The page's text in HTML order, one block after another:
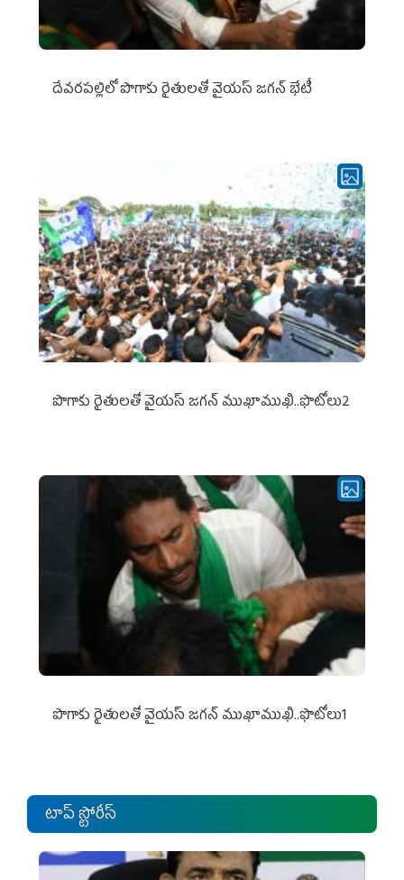
దేవరపల్లిలో పొగాకు రైతులతో వైయస్ జగన్ భేటీ
పొగాకు రైతుల‌తో వైయ‌స్ జ‌గ‌న్ ముఖాముఖి..ఫొటోలు2
పొగాకు రైతుల‌తో వైయ‌స్ జ‌గ‌న్ ముఖాముఖి..ఫొటోలు1
టాప్ స్టోరీస్